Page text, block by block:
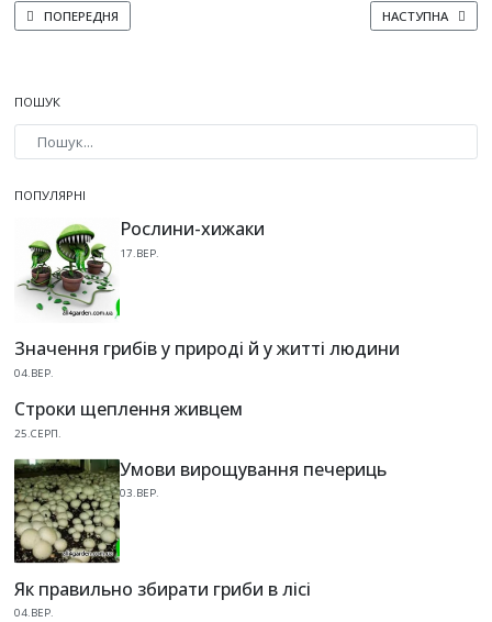
ПОПЕРЕДНЯ СТАТТЯ: ЧИ МОЖНА ВИРОЩУВАТИ БРОКОЛІ ПІСЛЯ КАПУСТИ?
ПОПЕРЕДНЯ НАСТУПНА
НАСТУПНА
ПОШУК
ПОПУЛЯРНІ
Рослини-хижаки
17.ВЕР.
Значення грибів у природі й у житті людини
04.ВЕР.
Строки щеплення живцем
25.СЕРП.
Умови вирощування печериць
03.ВЕР.
Як правильно збирати гриби в лісі
04.ВЕР.